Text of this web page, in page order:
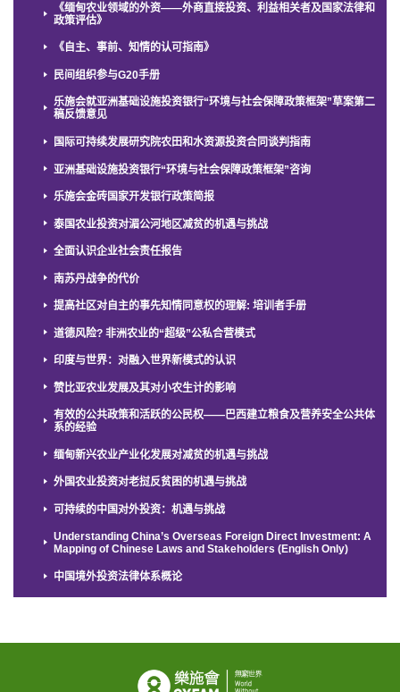
《缅甸农业领域的外资——外商直接投资、利益相关者及国家法律和
政策评估》
《自主、事前、知情的认可指南》
民间组织参与G20手册
乐施会就亚洲基础设施投资银行“环境与社会保障政策框架”草案第二
稿反馈意见
国际可持续发展研究院农田和水资源投资合同谈判指南
亚洲基础设施投资银行“环境与社会保障政策框架”咨询
乐施会金砖国家开发银行政策简报
泰国农业投资对湄公河地区减贫的机遇与挑战
全面认识企业社会责任报告
南苏丹战争的代价
提高社区对自主的事先知情同意权的理解: 培训者手册
道德风险? 非洲农业的“超级”公私合营模式
印度与世界：对融入世界新模式的认识
赞比亚农业发展及其对小农生计的影响
有效的公共政策和活跃的公民权——巴西建立粮食及营养安全公共体
系的经验
缅甸新兴农业产业化发展对减贫的机遇与挑战
外国农业投资对老挝反贫困的机遇与挑战
可持续的中国对外投资：机遇与挑战
Understanding China’s Overseas Foreign Direct Investment: A
Mapping of Chinese Laws and Stakeholders (English Only)
中国境外投资法律体系概论